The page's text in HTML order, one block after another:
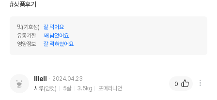
#상품후기
맛(기호성)
잘 먹어요
유통기한
꽤 남았어요
영양정보
잘 적혀있어요
lllell
2024.04.23
시루(암컷) 5살 3.5kg 포메라니안
0